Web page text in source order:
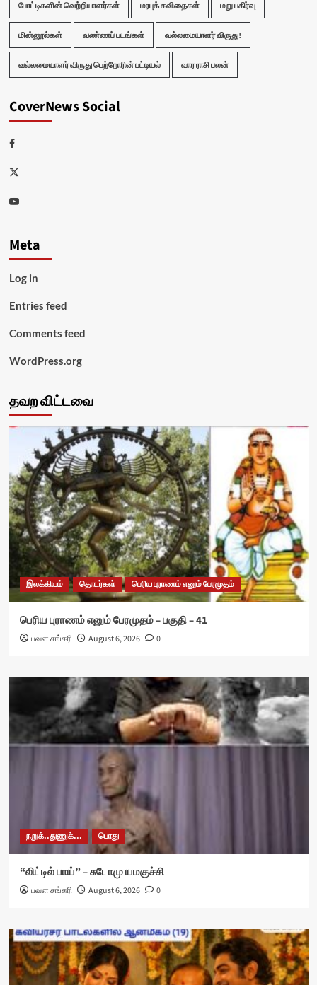
போட்டிகளின் வெற்றியாளர்கள் மரபுக் கவிதைகள் மறு பகிர்வு
மின்னூல்கள் வண்ணப் படங்கள் வல்லமையாளர் விருது!
வல்லமையாளர் விருது பெற்றோரின் பட்டியல் வார ராசி பலன்
CoverNews Social
Facebook
Twitter
Youtube
Meta
Log in
Entries feed
Comments feed
WordPress.org
தவற விட்டவை
இலக்கியம் தொடர்கள் பெரிய புராணம் எனும் பேரமுதம்
பெரிய புராணம் எனும் பேரமுதம் – பகுதி – 41
பவள சங்கரி August 6, 2026 0
நறுக்..துணுக்... பொது
“லிட்டில் பாய்” – சுடோமு யமகுச்சி
பவள சங்கரி August 6, 2026 0